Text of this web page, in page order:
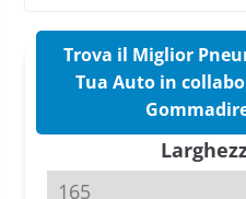
16
Pirelli
Tyre
Trova il Miglior
Tua Auto in